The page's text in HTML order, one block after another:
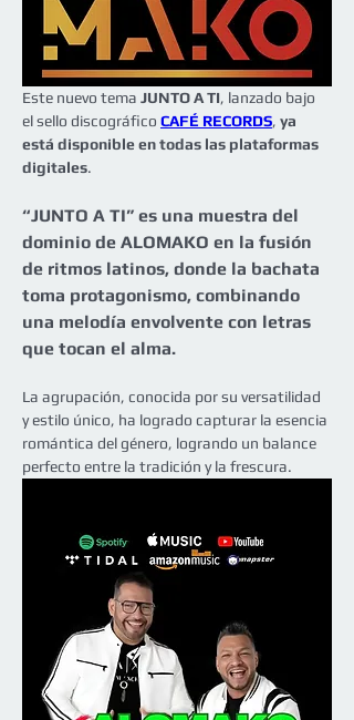
Este nuevo tema JUNTO A TI, lanzado bajo
el sello discográfico CAFÉ RECORDS, ya
está disponible en todas las plataformas
digitales.
“JUNTO A TI” es una muestra del
dominio de ALOMAKO en la fusión
de ritmos latinos, donde la bachata
toma protagonismo, combinando
una melodía envolvente con letras
que tocan el alma.
La agrupación, conocida por su versatilidad
y estilo único, ha logrado capturar la esencia
romántica del género, logrando un balance
perfecto entre la tradición y la frescura.